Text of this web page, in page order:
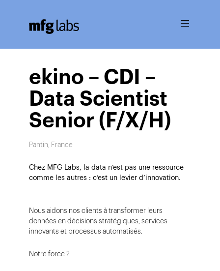
Ouvrir
ekino – CDI –
Data Scientist
Senior (F/X/H)
Pantin, France
Chez MFG Labs, la data n’est pas une ressource
comme les autres : c’est un levier d’innovation.
Nous aidons nos clients à transformer leurs
données en décisions stratégiques, services
innovants et processus automatisés.
Notre force ?